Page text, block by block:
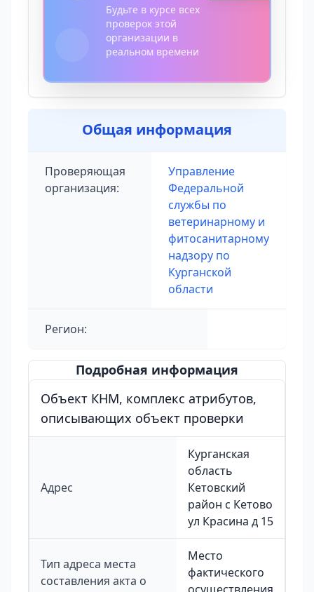
Будьте в курсе всех
проверок этой
организации в
реальном времени
Общая информация
Проверяющая
организация:
Управление
Федеральной
службы по
ветеринарному и
фитосанитарному
надзору по
Курганской
области
Регион:
Подробная информация
Объект КНМ, комплекс атрибутов,
описывающих объект проверки
Адрес
Курганская
область
Кетовский
район с Кетово
ул Красина д 15
Тип адреса места
составления акта о
Место
фактического